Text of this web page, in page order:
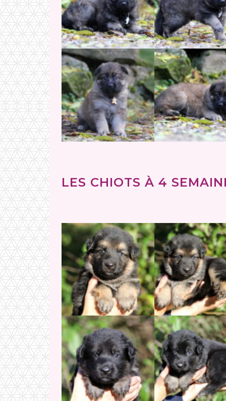
LES CHIOTS À 4